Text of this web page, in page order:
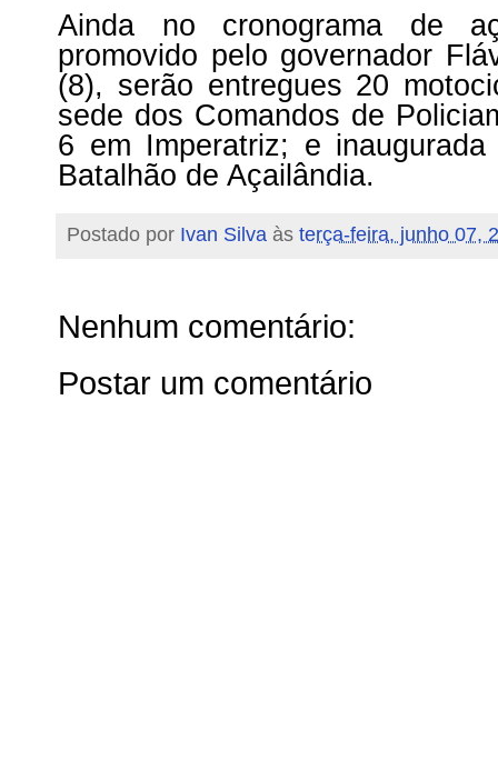
Ainda no cronograma de
promovido pelo governador
(8), serão entregues 20
sede dos Comandos de
6 em Imperatriz; e
Batalhão de Açailândia.
Postado por Ivan Silva às terça-feira, junho 07,
Nenhum comentário:
Postar um comentário